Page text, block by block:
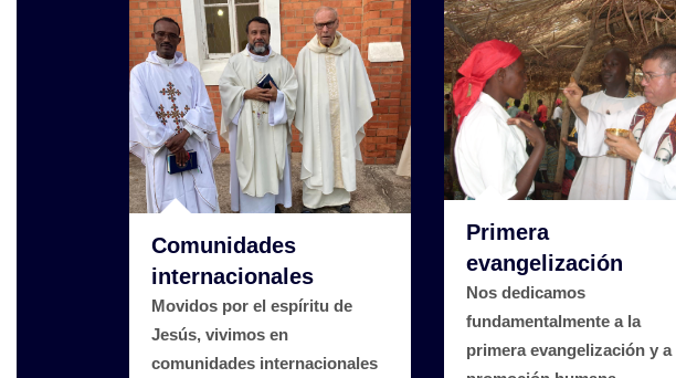
Comunidades
internacionales
Movidos por el espíritu de
Jesús, vivimos en
comunidades internacionales
Primera
evangelización
Nos dedicamos
fundamentalmente a la
primera evangelización y a